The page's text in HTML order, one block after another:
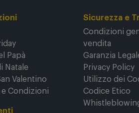
Papà
Natale
Valentino
Condizioni
Sicurezza e
Condizioni
vendita
Garanzia Legale
Privacy Policy
Utilizzo dei
Codice Etico